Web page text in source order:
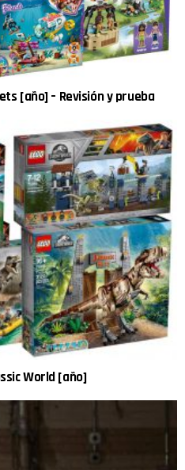
[año] – Revisión y prueba
World [año]